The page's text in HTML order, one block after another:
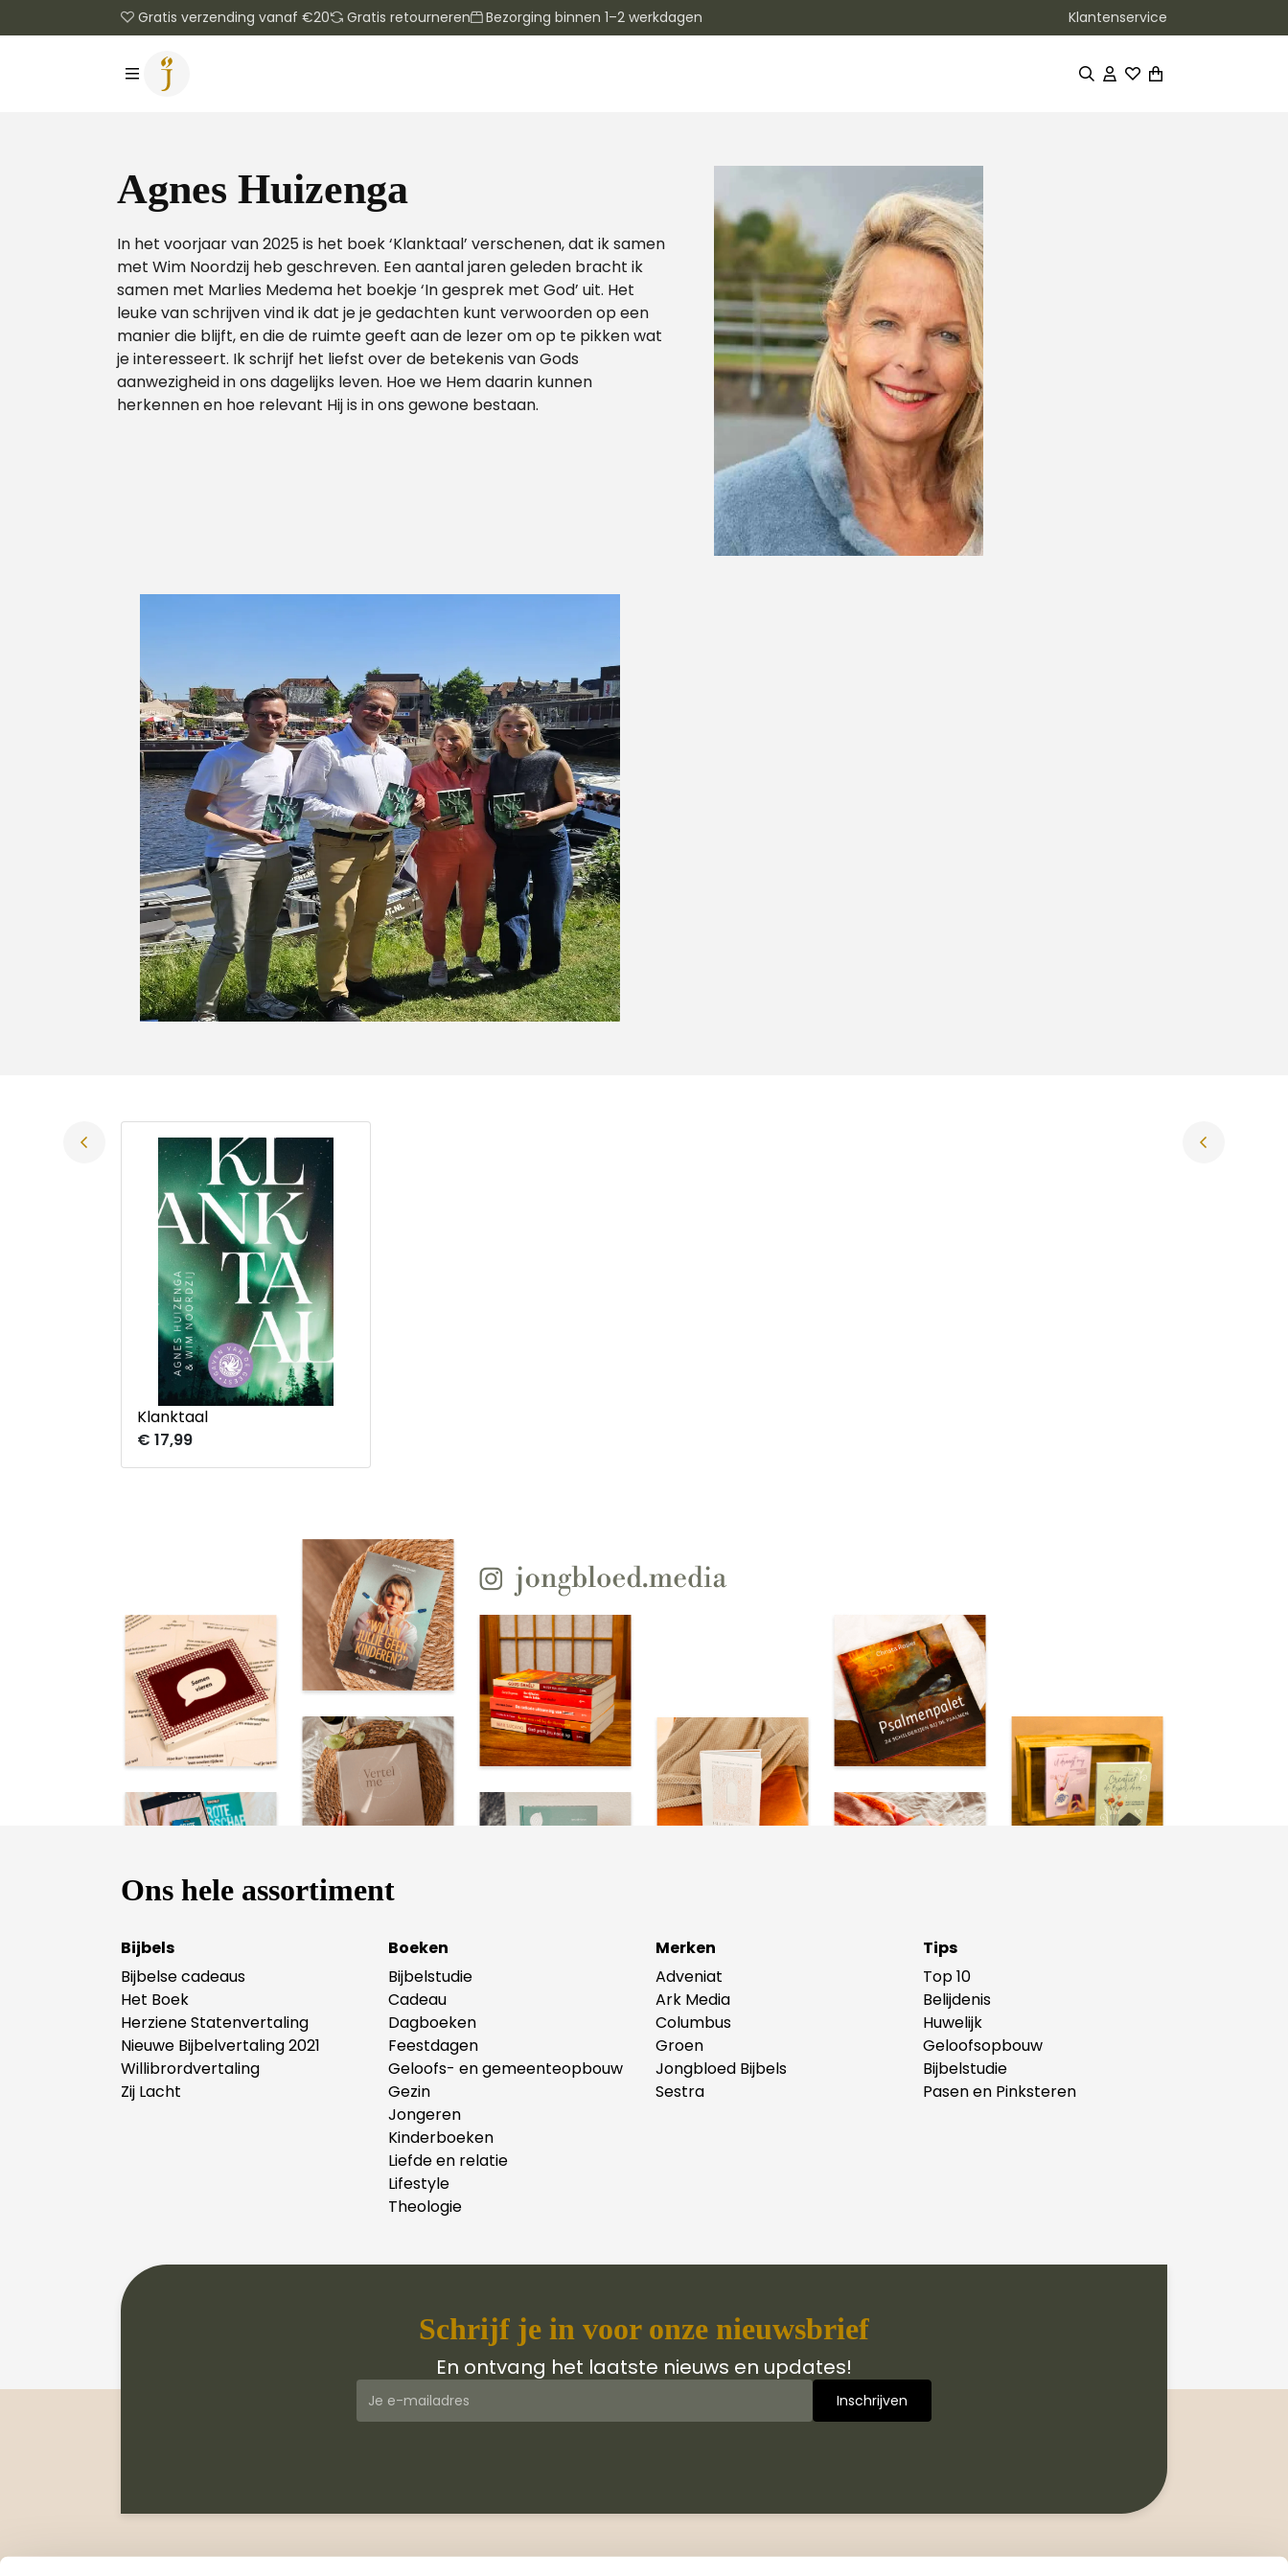
Gratis verzending vanaf €20 Gratis retourneren Bezorging binnen 1–2 werkdagen Klantenservice
Agnes Huizenga
In het voorjaar van 2025 is het boek ‘Klanktaal’ verschenen, dat ik samen
met Wim Noordzij heb geschreven. Een aantal jaren geleden bracht ik
samen met Marlies Medema het boekje ‘In gesprek met God’ uit. Het
leuke van schrijven vind ik dat je je gedachten kunt verwoorden op een
manier die blijft, en die de ruimte geeft aan de lezer om op te pikken wat
je interesseert. Ik schrijf het liefst over de betekenis van Gods
aanwezigheid in ons dagelijks leven. Hoe we Hem daarin kunnen
herkennen en hoe relevant Hij is in ons gewone bestaan.
Klanktaal
€ 17,99
Ons hele assortiment
Bijbels
Bijbelse cadeaus
Het Boek
Herziene Statenvertaling
Nieuwe Bijbelvertaling 2021
Willibrordvertaling
Zij Lacht
Boeken
Bijbelstudie
Cadeau
Dagboeken
Feestdagen
Geloofs- en gemeenteopbouw
Gezin
Jongeren
Kinderboeken
Liefde en relatie
Lifestyle
Theologie
Merken
Adveniat
Ark Media
Columbus
Groen
Jongbloed Bijbels
Sestra
Tips
Top 10
Belijdenis
Huwelijk
Geloofsopbouw
Bijbelstudie
Pasen en Pinksteren
Schrijf je in voor onze nieuwsbrief
En ontvang het laatste nieuws en updates!